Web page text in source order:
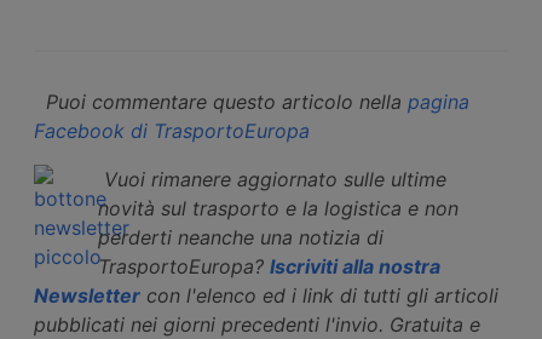
Puoi commentare questo articolo nella pagina
Facebook di TrasportoEuropa
Vuoi rimanere aggiornato sulle ultime
novità sul trasporto e la logistica e non
perderti neanche una notizia di
TrasportoEuropa? Iscriviti alla nostra
Newsletter con l'elenco ed i link di tutti gli articoli
pubblicati nei giorni precedenti l'invio. Gratuita e